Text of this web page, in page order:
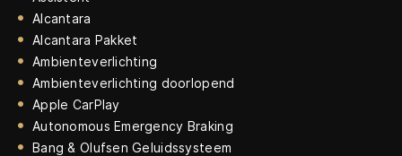
Alcantara
Alcantara Pakket
Ambienteverlichting
Ambienteverlichting doorlopend
Apple CarPlay
Autonomous Emergency Braking
Bang & Olufsen Geluidssysteem